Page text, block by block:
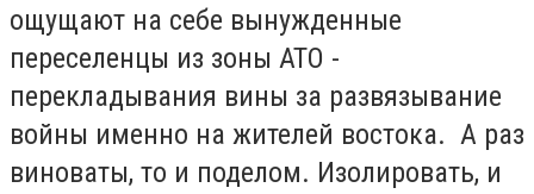
ощущают на себе вынужденные
переселенцы из зоны АТО -
перекладывания вины за развязывание
войны именно на жителей востока. А раз
виноваты, то и поделом. Изолировать, и